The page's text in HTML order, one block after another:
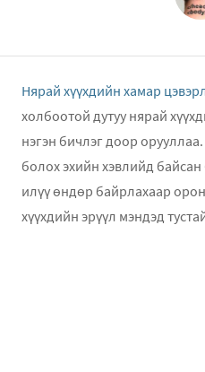
Нярай хүүхдийн хамар
холбоотой дутуу нярай
нэгэн бичлэг доор
болох эхийн хэвлийд
илүү өндөр байрлахаар
хүүхдийн эрүүл мэндэд